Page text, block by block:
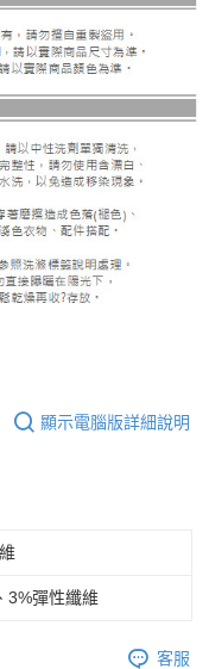
顯示電腦版詳細說明
3%彈性纖維
客服